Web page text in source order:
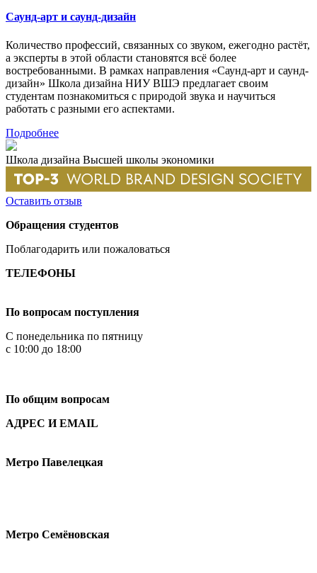
Саунд-арт и саунд-дизайн
Количество профессий, связанных со звуком, ежегодно растёт,
а эксперты в этой области становятся всё более
востребованными. В рамках направления «Саунд-арт и саунд-
дизайн» Школа дизайна НИУ ВШЭ предлагает своим
студентам познакомиться с природой звука и научиться
работать с разными его аспектами.
Подробнее
Школа дизайна Высшей школы экономики
Оставить отзыв
Обращения студентов
Поблагодарить или пожаловаться
ТЕЛЕФОНЫ
По вопросам поступления
С понедельника по пятницу
с 10:00 до 18:00
По общим вопросам
АДРЕС И EMAIL
Метро Павелецкая
Метро Семёновская